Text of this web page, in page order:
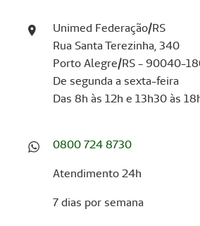
Unimed Federação/RS
Rua Santa Terezinha, 340
Porto Alegre/RS - 90040-
De segunda a sexta-feira
Das 8h às 12h e 13h30 às
0800 724 8730
Atendimento 24h
7 dias por semana